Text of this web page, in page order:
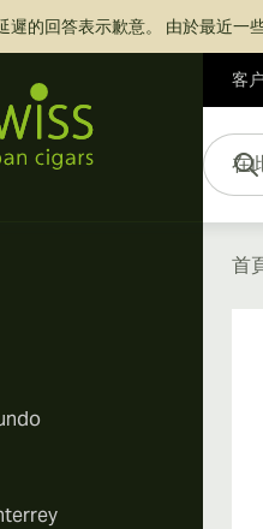
遲的回答表示歉意。 由於最近一
客
在此搜
首